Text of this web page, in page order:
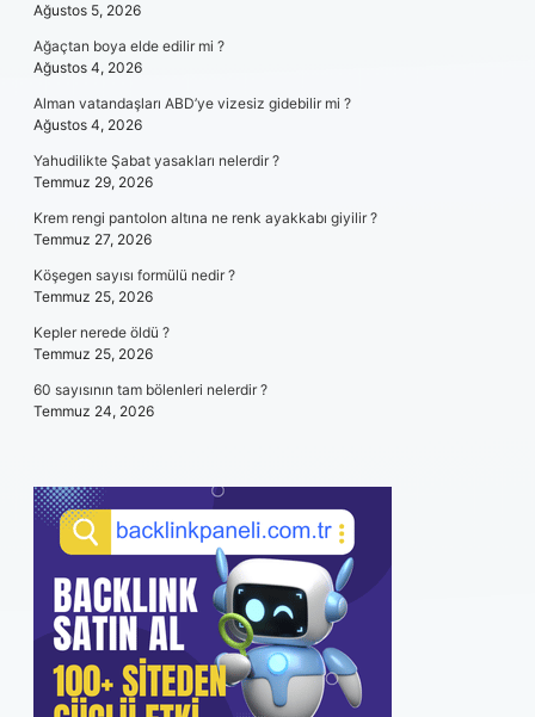
Ağustos 5, 2026
Ağaçtan boya elde edilir mi ?
Ağustos 4, 2026
Alman vatandaşları ABD’ye vizesiz gidebilir mi ?
Ağustos 4, 2026
Yahudilikte Şabat yasakları nelerdir ?
Temmuz 29, 2026
Krem rengi pantolon altına ne renk ayakkabı giyilir ?
Temmuz 27, 2026
Köşegen sayısı formülü nedir ?
Temmuz 25, 2026
Kepler nerede öldü ?
Temmuz 25, 2026
60 sayısının tam bölenleri nelerdir ?
Temmuz 24, 2026